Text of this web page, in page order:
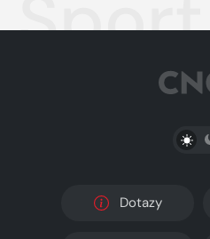
Dotazy